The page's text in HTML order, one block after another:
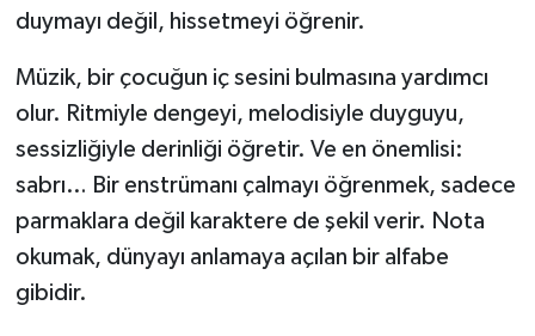
duymayı değil, hissetmeyi öğrenir.
Müzik, bir çocuğun iç sesini bulmasına yardımcı
olur. Ritmiyle dengeyi, melodisiyle duyguyu,
sessizliğiyle derinliği öğretir. Ve en önemlisi:
sabrı… Bir enstrümanı çalmayı öğrenmek, sadece
parmaklara değil karaktere de şekil verir. Nota
okumak, dünyayı anlamaya açılan bir alfabe
gibidir.